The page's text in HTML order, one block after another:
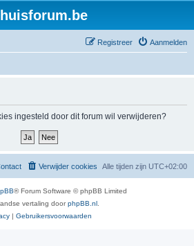
Aanmelden
Registreer
ingesteld door dit forum wil verwijderen?
Alle tijden zijn UTC+02:00
Verwijder cookies
® Forum Software © phpBB Limited
vertaling doorphpBB.nl
| Gebruikersvoorwaarden